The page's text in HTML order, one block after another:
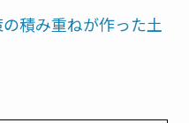
積み重ねが作った土